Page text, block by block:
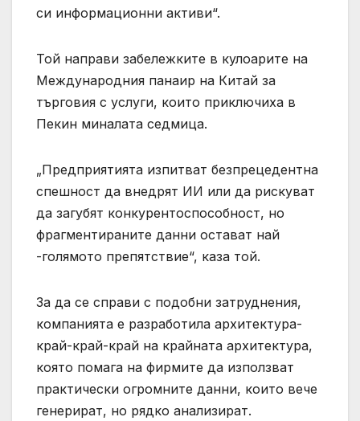
си информационни активи“.
Той направи забележките в кулоарите на
Международния панаир на Китай за
търговия с услуги, които приключиха в
Пекин миналата седмица.
„Предприятията изпитват безпрецедентна
спешност да внедрят ИИ или да рискуват
да загубят конкурентоспособност, но
фрагментираните данни остават най
-голямото препятствие“, каза той.
За да се справи с подобни затруднения,
компанията е разработила архитектура-
край-край-край на крайната архитектура,
която помага на фирмите да използват
практически огромните данни, които вече
генерират, но рядко анализират.